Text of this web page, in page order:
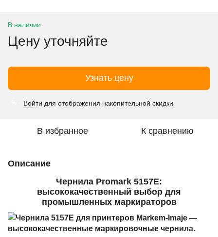
В наличии
Цену уточняйте
Узнать цену
Войти для отображения накопительной скидки
В избранное К сравнению
Описание
Чернила Promark 5157E:
высококачественный выбор для
промышленных маркираторов